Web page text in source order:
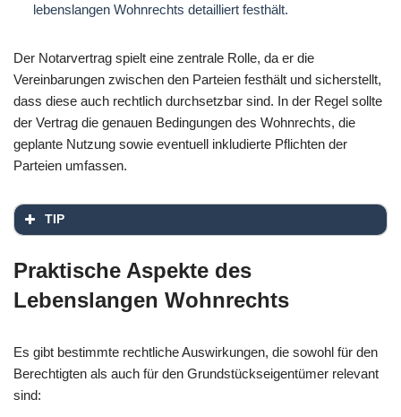
lebenslangen Wohnrechts detailliert festhält.
Der Notarvertrag spielt eine zentrale Rolle, da er die
Vereinbarungen zwischen den Parteien festhält und sicherstellt,
dass diese auch rechtlich durchsetzbar sind. In der Regel sollte
der Vertrag die genauen Bedingungen des Wohnrechts, die
geplante Nutzung sowie eventuell inkludierte Pflichten der
Parteien umfassen.
TIP
Praktische Aspekte des
Lebenslangen Wohnrechts
Es gibt bestimmte rechtliche Auswirkungen, die sowohl für den
Berechtigten als auch für den Grundstückseigentümer relevant
sind: